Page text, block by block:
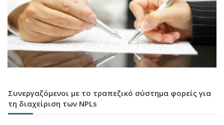
Συνεργαζόμενοι με το τραπεζικό σύστημα φορείς για
τη διαχείριση των NPLs